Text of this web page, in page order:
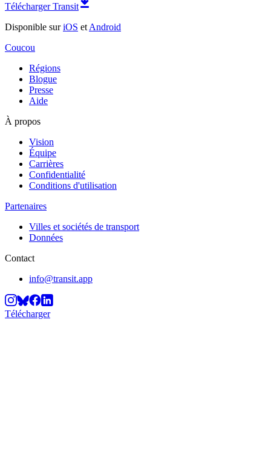
Télécharger Transit
Disponible suriOS et Android
Coucou
Régions
Blogue
Presse
Aide
À propos
Vision
Équipe
Carrières
Confidentialité
Conditions d'utilisation
Partenaires
Villes et sociétés de transport
Données
Contact
info@transit.app
Télécharger